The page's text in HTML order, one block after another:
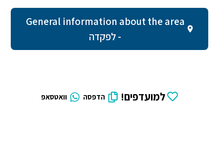
General information about the area
- לפקדה
למועדפים! הדפסה וואטסאפ